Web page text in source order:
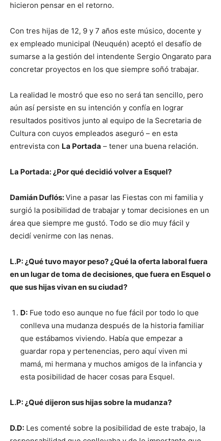
hicieron pensar en el retorno.
Con tres hijas de 12, 9 y 7 años este músico, docente y
ex empleado municipal (Neuquén) aceptó el desafío de
sumarse a la gestión del intendente Sergio Ongarato para
concretar proyectos en los que siempre soñó trabajar.
La realidad le mostró que eso no será tan sencillo, pero
aún así persiste en su intención y confía en lograr
resultados positivos junto al equipo de la Secretaria de
Cultura con cuyos empleados aseguró – en esta
entrevista con La Portada – tener una buena relación.
La Portada: ¿Por qué decidió volver a Esquel?
Damián Duflós:Vine a pasar las Fiestas con mi familia y
surgió la posibilidad de trabajar y tomar decisiones en un
área que siempre me gustó. Todo se dio muy fácil y
decidí venirme con las nenas.
L.P: ¿Qué tuvo mayor peso? ¿Qué la oferta laboral fuera
en un lugar de toma de decisiones, que fuera en Esquel o
que sus hijas vivan en su ciudad?
D: Fue todo eso aunque no fue fácil por todo lo que
conlleva una mudanza después de la historia familiar
que estábamos viviendo. Había que empezar a
guardar ropa y pertenencias, pero aquí viven mi
mamá, mi hermana y muchos amigos de la infancia y
esta posibilidad de hacer cosas para Esquel.
L.P: ¿Qué dijeron sus hijas sobre la mudanza?
D.D: Les comenté sobre la posibilidad de este trabajo, la